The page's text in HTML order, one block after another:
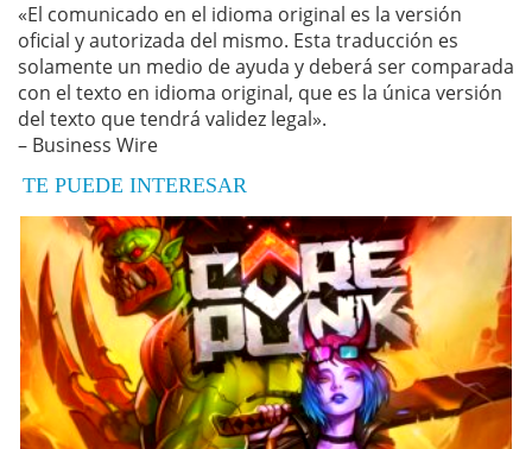
«El comunicado en el idioma original es la versión
oficial y autorizada del mismo. Esta traducción es
solamente un medio de ayuda y deberá ser comparada
con el texto en idioma original, que es la única versión
del texto que tendrá validez legal».
– Business Wire
TE PUEDE INTERESAR